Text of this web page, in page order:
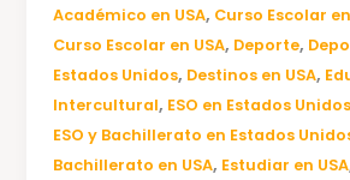
Académico en USA, Curso Escolar
Curso Escolar en USA, Deporte,
Estados Unidos, Destinos en USA,
Intercultural, ESO en Estados
ESO y Bachillerato en Estados
Bachillerato en USA, Estudiar en USA